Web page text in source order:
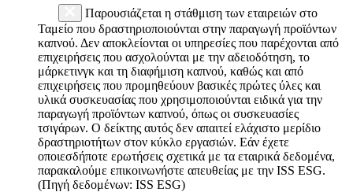
Παρουσιάζεται η στάθμιση των εταιρειών στο
Ταμείο που δραστηριοποιούνται στην παραγωγή προϊόντων
καπνού. Δεν αποκλείονται οι υπηρεσίες που παρέχονται από
επιχειρήσεις που ασχολούνται με την αδειοδότηση, το
μάρκετινγκ και τη διαφήμιση καπνού, καθώς και από
επιχειρήσεις που προμηθεύουν βασικές πρώτες ύλες και
υλικά συσκευασίας που χρησιμοποιούνται ειδικά για την
παραγωγή προϊόντων καπνού, όπως οι συσκευασίες
τσιγάρων. Ο δείκτης αυτός δεν απαιτεί ελάχιστο μερίδιο
δραστηριοτήτων στον κύκλο εργασιών. Εάν έχετε
οποιεσδήποτε ερωτήσεις σχετικά με τα εταιρικά δεδομένα,
παρακαλούμε επικοινωνήστε απευθείας με την ISS ESG.
(Πηγή δεδομένων: ISS ESG)